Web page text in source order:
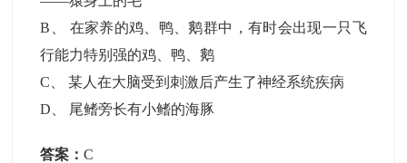
B
在家养的鸡、鸭、鹅群中，有时会出现一只飞
行能力特别强的鸡、鸭、鹅
C 、某人在大脑受到刺激后产生了神经系统疾病
D
尾鳍旁长有小鳍的海豚
答案：C